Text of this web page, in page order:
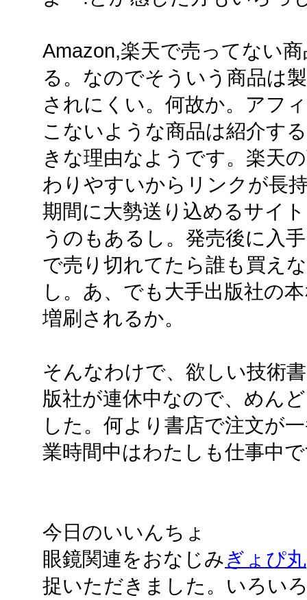
Amazon,楽天で売ってない
る。なのでそういう商品は
されにくい。何故か。アフ
こないような商品は紹介す
きな理由なようです。楽天
わりやすいからリンクが長
期間に大勢送り込めるサイ
うのもあるし。発売後に入
で売り切れてたら誰も買え
し。あ、でも大手出版社の
増刷されるか。
そんなわけで、欲しい技術
版社が連休中なので、めん
した。何より書店で注文が
業時間中はわたしも仕事中
今日のいいんちょ
眼鏡関連をおなじみぎょぴ丸
捉いただきました。いろい